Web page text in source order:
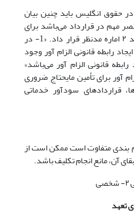
حقوق انگلیس باید چنین بیان
مهم در قرارداد می‌باشد برای
اینکه دادگاه به این عنصر رأی بدهد ۲ اماره مدنظر قرار داد. «1- در
رابطه قانونی الزام آور وجود
رابطه قانونی الزام آور می‌باشد»
الزام آور برای تأمین مایحتاج ضروری
قراردادهای سودآور خدماتی
بندی متفاوت است ممکن است از
آن، مانع انجام تکلیف باشد.
تعهد